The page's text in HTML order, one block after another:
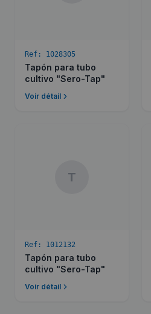
Ref: 1028305
Tapón para tubo
cultivo "Sero-Tap"
Voir détail
T
Ref: 1012132
Tapón para tubo
cultivo "Sero-Tap"
Voir détail